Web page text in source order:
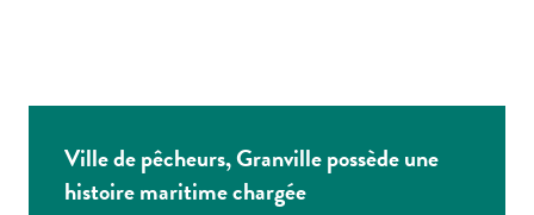
Ville de pêcheurs,Granvillepossède une
histoire maritime chargée